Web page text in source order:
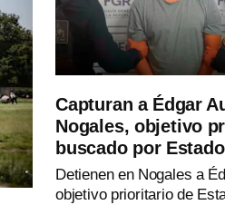
Capturan a Édgar
Nogales, objetivo
buscado por
Detienen en Nogales a
objetivo prioritario de